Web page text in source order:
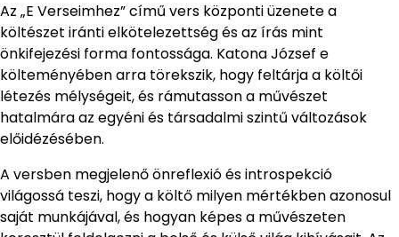
Az „E Verseimhez” című vers központi üzenete a
költészet iránti elkötelezettség és az írás mint
önkifejezési forma fontossága. Katona József e
költeményében arra törekszik, hogy feltárja a költői
létezés mélységeit, és rámutasson a művészet
hatalmára az egyéni és társadalmi szintű változások
előidézésében.
A versben megjelenő önreflexió és introspekció
világossá teszi, hogy a költő milyen mértékben azonosul
saját munkájával, és hogyan képes a művészeten